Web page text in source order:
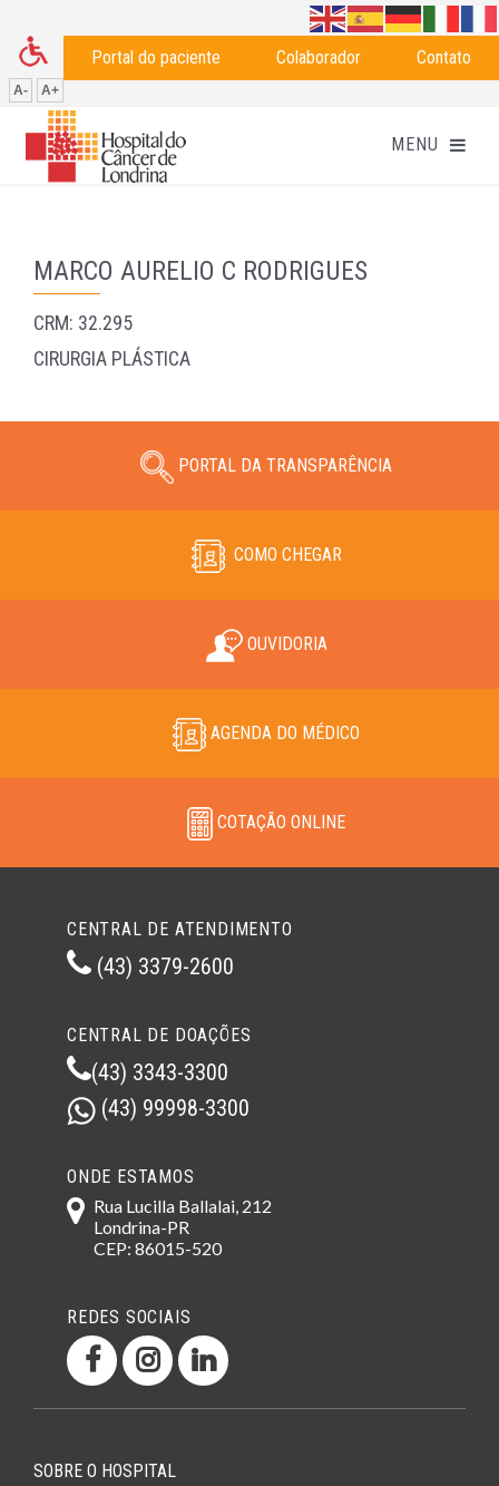
Portal do paciente Colaborador Contato
A- A+
MARCO AURELIO C RODRIGUES
CRM: 32.295
CIRURGIA PLÁSTICA
PORTAL DA TRANSPARÊNCIA
COMO CHEGAR
OUVIDORIA
AGENDA DO MÉDICO
COTAÇÃO ONLINE
CENTRAL DE ATENDIMENTO
(43) 3379-2600
CENTRAL DE DOAÇÕES
(43) 3343-3300
(43) 99998-3300
ONDE ESTAMOS
Rua Lucilla Ballalai, 212
Londrina-PR
CEP: 86015-520
REDES SOCIAIS
SOBRE O HOSPITAL